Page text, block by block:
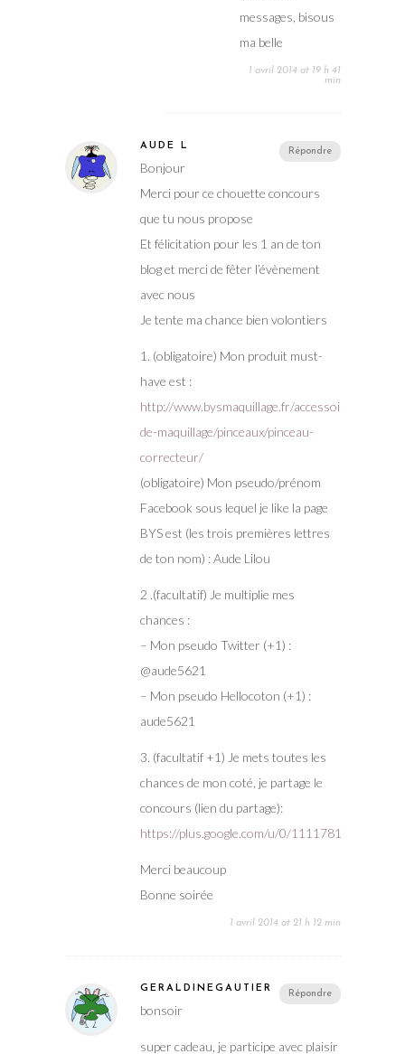
messages, bisous
ma belle
1 avril 2014 at 19 h 41
min
Répondre
AUDE L
Bonjour
Merci pour ce chouette concours
que tu nous propose
Et félicitation pour les 1 an de ton
blog et merci de fêter l’évènement
avec nous
Je tente ma chance bien volontiers
1. (obligatoire) Mon produit must-
have est :
http://www.bysmaquillage.fr/accessoires-
de-maquillage/pinceaux/pinceau-
correcteur/
(obligatoire) Mon pseudo/prénom
Facebook sous lequel je like la page
BYS est (les trois premières lettres
de ton nom) : Aude Lilou
2 .(facultatif) Je multiplie mes
chances :
– Mon pseudo Twitter (+1) :
@aude5621
– Mon pseudo Hellocoton (+1) :
aude5621
3. (facultatif +1) Je mets toutes les
chances de mon coté, je partage le
concours (lien du partage):
https://plus.google.com/u/0/
Merci beaucoup
Bonne soirée
1 avril 2014 at 21 h 12 min
Répondre
GERALDINEGAUTIER
bonsoir
super cadeau, je participe avec plaisir